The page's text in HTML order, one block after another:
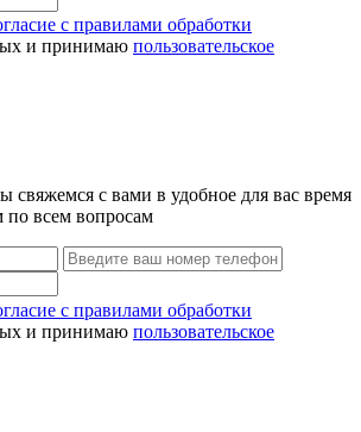
с правилами обработки
и принимаю пользовательское
свяжемся с вами в удобное для вас время
по всем вопросам
с правилами обработки
и принимаю пользовательское